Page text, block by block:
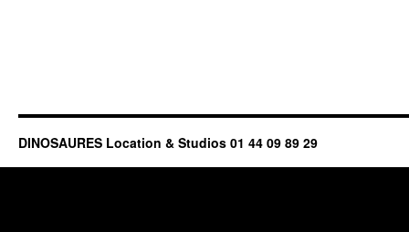
DINOSAURES Location & Studios 01 44 09 89 29